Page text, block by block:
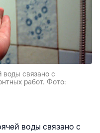
воды связано с
работ. Фото:
воды связано с